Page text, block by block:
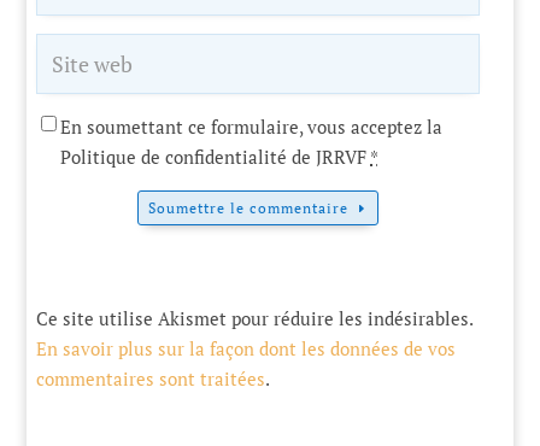
En soumettant ce formulaire, vous acceptez la
Politique de confidentialité de JRRVF *
Soumettre le commentaire
Ce site utilise Akismet pour réduire les indésirables.
En savoir plus sur la façon dont les données de vos
commentaires sont traitées.